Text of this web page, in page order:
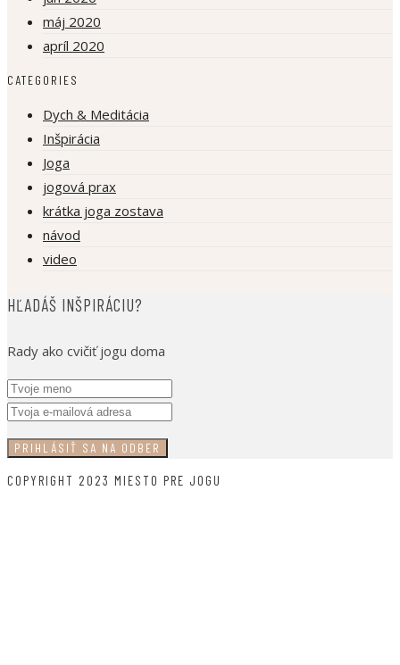
máj 2020
apríl 2020
CATEGORIES
Dych & Meditácia
Inšpirácia
Joga
jogová prax
krátka joga zostava
návod
video
HĽADÁŠ INŠPIRÁCIU?
Rady ako cvičiť jogu doma
COPYRIGHT 2023 MIESTO PRE JOGU